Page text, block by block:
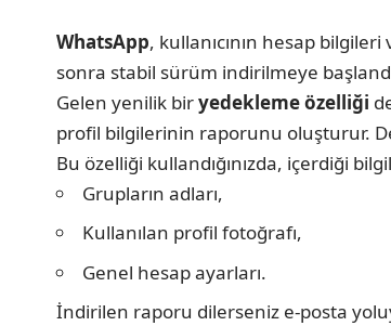
WhatsApp, kullanıcının hesap bilgileri
sonra stabil sürüm indirilmeye
Gelen yenilik biryedekleme özelliği
profil bilgilerinin raporunu oluşturur.
Bu özelliği kullandığınızda, içerdiği
Grupların adları,
Kullanılan profil fotoğrafı,
Genel hesap ayarları.
İndirilen raporu dilerseniz e-posta